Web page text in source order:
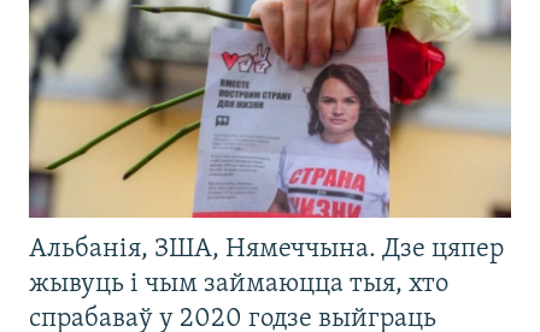
Альбанія, ЗША, Нямеччына. Дзе цяпер
жывуць і чым займаюцца тыя, хто
спрабаваў у 2020 годзе выйграць